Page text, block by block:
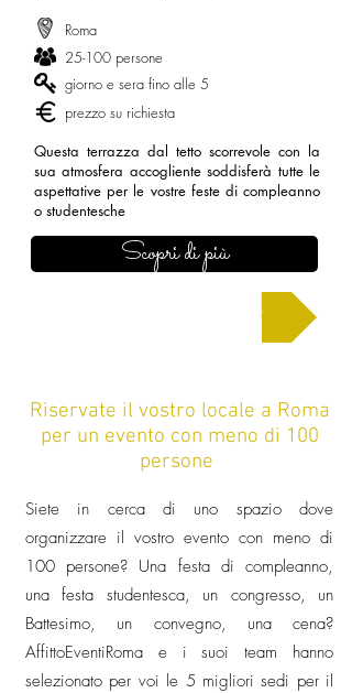
Roma
25-100 persone
giorno e sera fino alle 5
prezzo su richiesta
Questa terrazza dal tetto scorrevole con la
sua atmosfera accogliente soddisferà tutte le
aspettative per le vostre feste di compleanno
o studentesche
Scopri di più
Riservate il vostro locale a Roma
per un evento con meno di 100
persone
Siete in cerca di uno spazio dove
organizzare il vostro evento con meno di
100 persone? Una festa di compleanno,
una festa studentesca, un congresso, un
Battesimo, un convegno, una cena?
AffittoEventiRoma e i suoi team hanno
selezionato per voi le 5 migliori sedi per il